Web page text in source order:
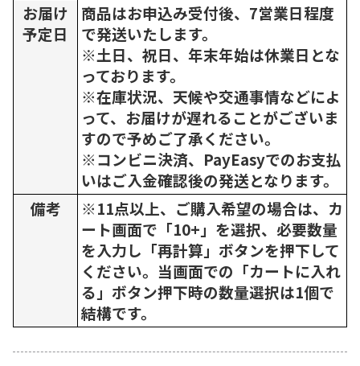
お届け
予定日
商品はお申込み受付後、7営業日程度
で発送いたします。
※土日、祝日、年末年始は休業日とな
っております。
※在庫状況、天候や交通事情などによ
って、お届けが遅れることがございま
すので予めご了承ください。
※コンビニ決済、PayEasyでのお支払
いはご入金確認後の発送となります。
備考
※11点以上、ご購入希望の場合は、カ
ート画面で「10+」を選択、必要数量
を入力し「再計算」ボタンを押下して
ください。当画面での「カートに入れ
る」ボタン押下時の数量選択は1個で
結構です。